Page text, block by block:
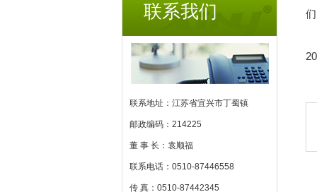
联系我们
联系地址：江苏省宜兴市丁蜀镇
邮政编码：214225
董 事 长：袁顺福
联系电话：0510-87446558
传 真：0510-87442345